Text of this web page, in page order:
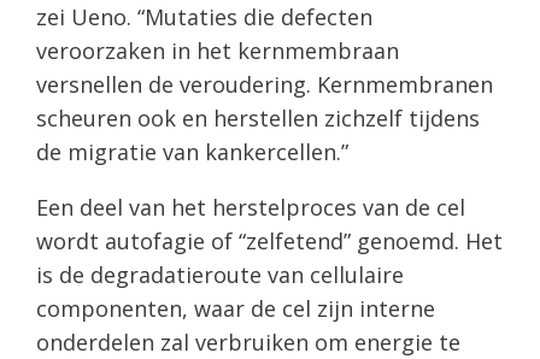
zei Ueno. “Mutaties die defecten
veroorzaken in het kernmembraan
versnellen de veroudering. Kernmembranen
scheuren ook en herstellen zichzelf tijdens
de migratie van kankercellen.”
Een deel van het herstelproces van de cel
wordt autofagie of “zelfetend” genoemd. Het
is de degradatieroute van cellulaire
componenten, waar de cel zijn interne
onderdelen zal verbruiken om energie te